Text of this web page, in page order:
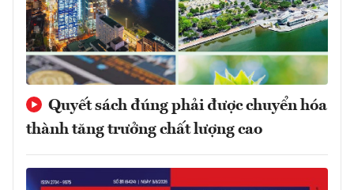
Quyết sách đúng phải được chuyển hóa
thành tăng trưởng chất lượng cao